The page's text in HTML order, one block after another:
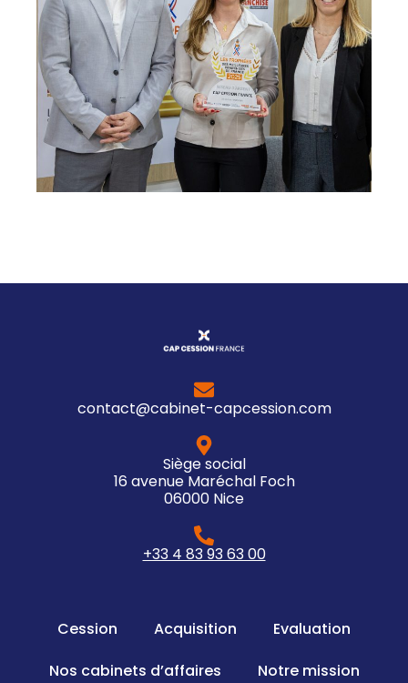
contact@cabinet-capcession.com
Siège social
16 avenue Maréchal Foch
06000 Nice
+33 4 83 93 63 00
Cession Acquisition
Evaluation
Nos cabinets d’affaires
Notre mission